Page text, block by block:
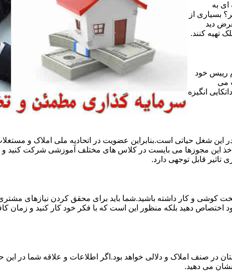
ای به
بسیاری از
دید
تهیه کنند.
رییس خود
می
انگیزه
شغل حیاتی است.بنابراین عضویت در اتحادیه ملی املاک و
این مجوزها می بایست در کلاس های مختلف آموزشی شرکت کنید و
تاثیر قابل توجهی دارد.
کوشی و کار داشته باشید.شما باید برای محقق کردن نیازهای
اختصاص دهید بلکه منظور این است که با فکر خود کار کنید و زمان
در صنف املاک و دلالی خواهد بود.اگر اطلاعات و علاقه شما در این
می دهید.